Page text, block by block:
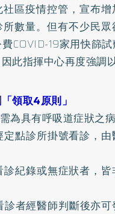
區疫情控管，宣布
數量。但有不少民
COVID-19家用快篩
此指揮中心再度強調
領取4原則」
為具有呼吸道症狀之病
定點診所掛號看診，
診紀錄或無症狀者，
者經醫師判斷後亦